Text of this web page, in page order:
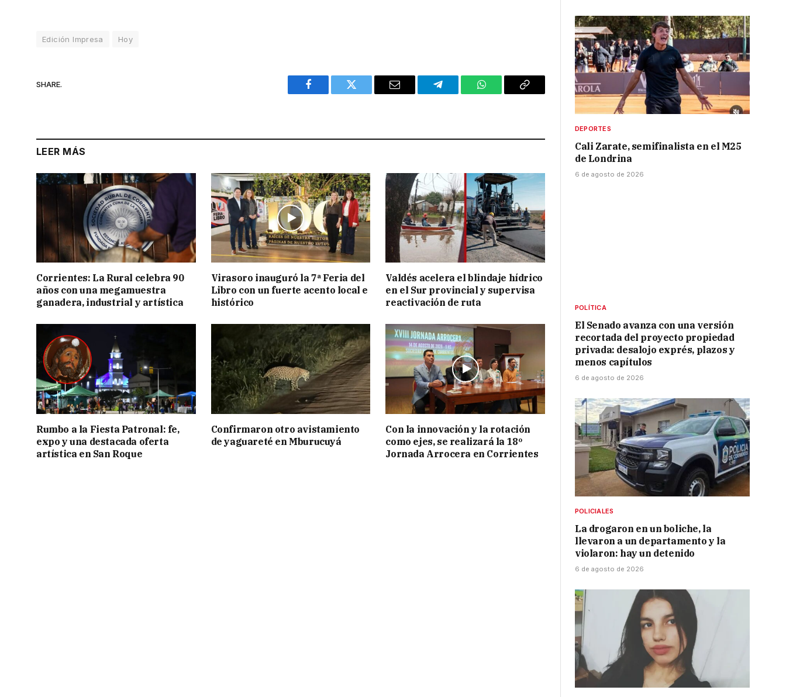
Edición Impresa Hoy
SHARE.
Facebook Twitter Email Telegram WhatsAppCopy
LEER MÁS
Corrientes: La Rural celebra 90
años con una megamuestra
ganadera, industrial y artística
Virasoro inauguró la 7ª Feria del
Libro con un fuerte acento local e
histórico
Valdés acelera el blindaje hídrico
en el Sur provincial y supervisa
reactivación de ruta
Rumbo a la Fiesta Patronal: fe,
expo y una destacada oferta
artística en San Roque
Confirmaron otro avistamiento
de yaguareté en Mburucuyá
Con la innovación y la rotación
como ejes, se realizará la 18º
Jornada Arrocera en Corrientes
DEPORTES
Cali Zarate, semifinalista en el M25
de Londrina
6 de agosto de 2026
POLÍTICA
El Senado avanza con una versión
recortada del proyecto propiedad
privada: desalojo exprés, plazos y
menos capítulos
6 de agosto de 2026
POLICIALES
La drogaron en un boliche, la
llevaron a un departamento y la
violaron: hay un detenido
6 de agosto de 2026